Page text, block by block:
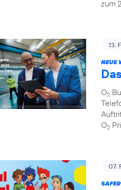
zum
13.
NEUE
O2
O2
07.